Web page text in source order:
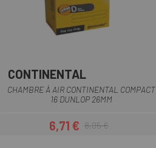
Multi
CONTINENTAL
CHAMBRE À AIR CONTINENTAL COMPACT
16 DUNLOP 26MM
Prix
6,71 €Prix habituel
8,95 €